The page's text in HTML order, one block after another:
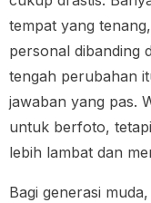
tempat yang
personal dibanding
tengah perubahan
jawaban yang pas.
untuk berfoto,
lebih lambat dan
Bagi generasi